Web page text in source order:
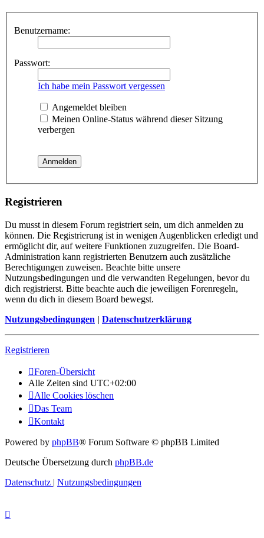
Benutzername:
Passwort:
Ich habe mein Passwort vergessen
Angemeldet bleiben
Meinen Online-Status während dieser Sitzung
verbergen
Registrieren
Du musst in diesem Forum registriert sein, um dich anmelden zu
können. Die Registrierung ist in wenigen Augenblicken erledigt und
ermöglicht dir, auf weitere Funktionen zuzugreifen. Die Board-
Administration kann registrierten Benutzern auch zusätzliche
Berechtigungen zuweisen. Beachte bitte unsere
Nutzungsbedingungen und die verwandten Regelungen, bevor du
dich registrierst. Bitte beachte auch die jeweiligen Forenregeln,
wenn du dich in diesem Board bewegst.
Nutzungsbedingungen | Datenschutzerklärung
Registrieren
Foren-Übersicht
Alle Zeiten sind UTC+02:00
Alle Cookies löschen
Das Team
Kontakt
Powered by phpBB® Forum Software © phpBB Limited
Deutsche Übersetzung durch phpBB.de
Datenschutz | Nutzungsbedingungen